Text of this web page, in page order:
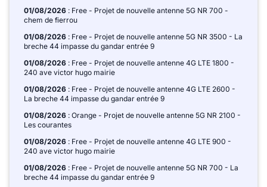
01/08/2026 : Free - Projet de nouvelle antenne 5G NR 700 -
chem de fierrou
01/08/2026 : Free - Projet de nouvelle antenne 5G NR 3500 - La
breche 44 impasse du gandar entrée 9
01/08/2026 : Free - Projet de nouvelle antenne 4G LTE 1800 -
240 ave victor hugo mairie
01/08/2026 : Free - Projet de nouvelle antenne 4G LTE 2600 -
La breche 44 impasse du gandar entrée 9
01/08/2026 : Orange - Projet de nouvelle antenne 5G NR 2100 -
Les courantes
01/08/2026 : Free - Projet de nouvelle antenne 4G LTE 900 -
240 ave victor hugo mairie
01/08/2026 : Free - Projet de nouvelle antenne 5G NR 700 - La
breche 44 impasse du gandar entrée 9